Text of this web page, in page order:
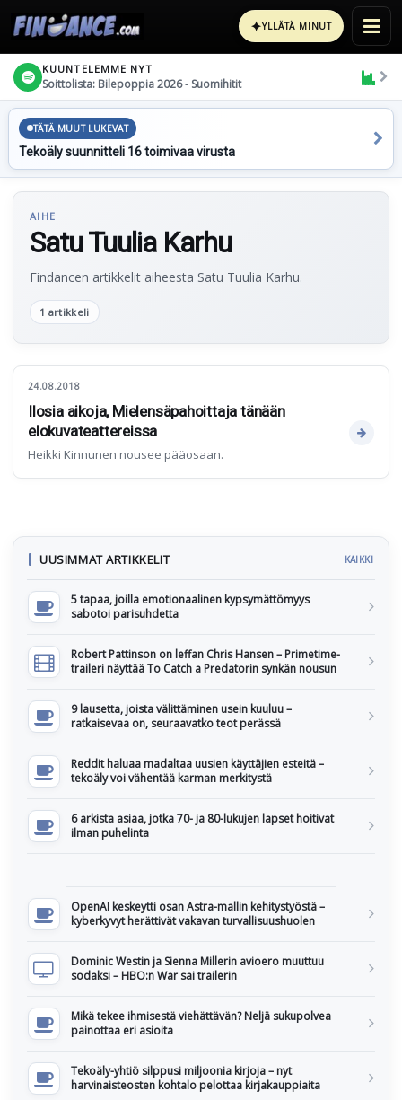
✦YLLÄTÄ MINUT
KUUNTELEMME NYT
Soittolista: Bilepoppia 2026 - Suomihitit
TÄTÄ MUUT LUKEVAT
Tekoäly suunnitteli 16 toimivaa virusta
AIHE
Satu Tuulia Karhu
Findancen artikkelit aiheesta Satu Tuulia Karhu.
1 artikkeli
24.08.2018
Ilosia aikoja, Mielensäpahoittaja tänään
elokuvateattereissa
Heikki Kinnunen nousee pääosaan.
UUSIMMAT ARTIKKELIT KAIKKI
5 tapaa, joilla emotionaalinen kypsymättömyys
sabotoi parisuhdetta
Robert Pattinson on leffan Chris Hansen – Primetime-
traileri näyttää To Catch a Predatorin synkän nousun
9 lausetta, joista välittäminen usein kuuluu –
ratkaisevaa on, seuraavatko teot perässä
Reddit haluaa madaltaa uusien käyttäjien esteitä –
tekoäly voi vähentää karman merkitystä
6 arkista asiaa, jotka 70- ja 80-lukujen lapset hoitivat
ilman puhelinta
OpenAI keskeytti osan Astra-mallin kehitystyöstä –
kyberkyvyt herättivät vakavan turvallisuushuolen
Dominic Westin ja Sienna Millerin avioero muuttuu
sodaksi – HBO:n War sai trailerin
Mikä tekee ihmisestä viehättävän? Neljä sukupolvea
painottaa eri asioita
Tekoäly-yhtiö silppusi miljoonia kirjoja – nyt
harvinaisteosten kohtalo pelottaa kirjakauppiaita